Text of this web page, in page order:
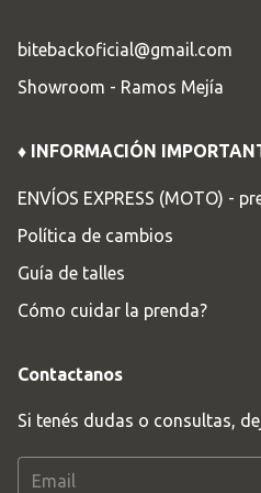
bitebackoficial@gmail.com
Showroom - Ramos Mejía
♦ INFORMACIÓN
ENVÍOS EXPRESS (MOTO) -
Política de cambios
Guía de talles
Cómo cuidar la prenda?
Contactanos
Si tenés dudas o consultas,